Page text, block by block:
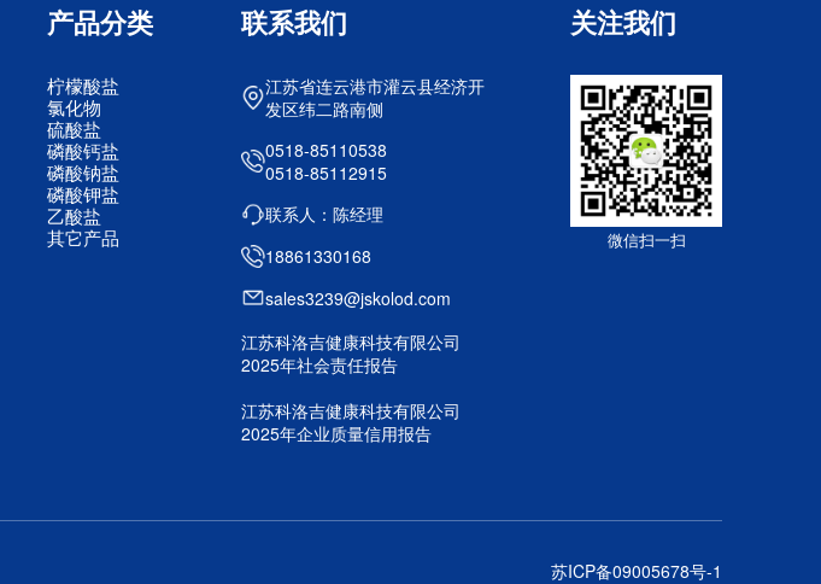
产品分类
柠檬酸盐
氯化物
硫酸盐
磷酸钙盐
磷酸钠盐
磷酸钾盐
乙酸盐
其它产品
联系我们
江苏省连云港市灌云县经济开
发区纬二路南侧
0518-85110538
0518-85112915
联系人：陈经理
18861330168
sales3239@jskolod.com
江苏科洛吉健康科技有限公司
2025年社会责任报告
江苏科洛吉健康科技有限公司
2025年企业质量信用报告
关注我们
微信扫一扫
苏ICP备09005678号-1